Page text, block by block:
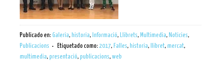
Publicado en: Galeria, historia, Informació, Llibrets, Multimedia, Noticies,
Publicacions
Etiquetado como: 2017, Falles, historia, llibret, mercat,
multimedia, presentació, publicacions, web